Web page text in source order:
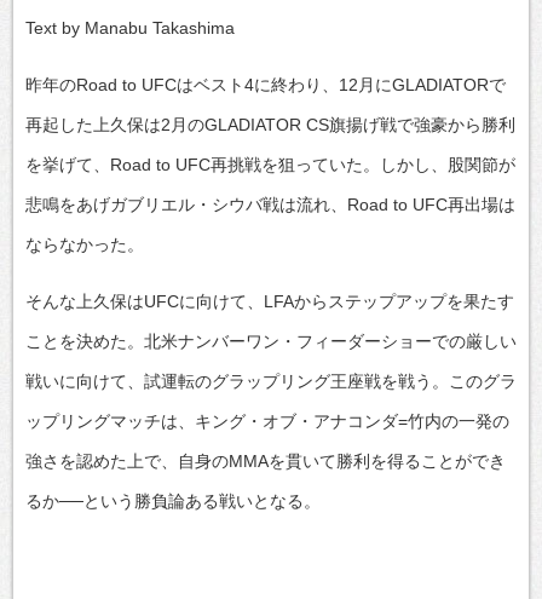
Text by Manabu Takashima
昨年のRoad to UFCはベスト4に終わり、12月にGLADIATORで
再起した上久保は2月のGLADIATOR CS旗揚げ戦で強豪から勝利
を挙げて、Road to UFC再挑戦を狙っていた。しかし、股関節が
悲鳴をあげガブリエル・シウバ戦は流れ、Road to UFC再出場は
ならなかった。
そんな上久保はUFCに向けて、LFAからステップアップを果たす
ことを決めた。北米ナンバーワン・フィーダーショーでの厳しい
戦いに向けて、試運転のグラップリング王座戦を戦う。このグラ
ップリングマッチは、キング・オブ・アナコンダ=竹内の一発の
強さを認めた上で、自身のMMAを貫いて勝利を得ることができ
るか──という勝負論ある戦いとなる。